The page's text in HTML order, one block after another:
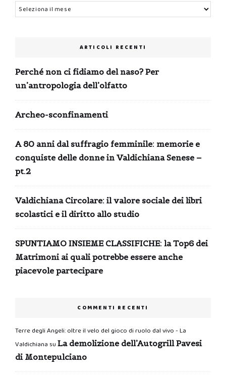
Archivi
ARTICOLI RECENTI
Perché non ci fidiamo del naso? Per
un’antropologia dell’olfatto
Archeo-sconfinamenti
A 80 anni dal suffragio femminile: memorie e
conquiste delle donne in Valdichiana Senese –
pt.2
Valdichiana Circolare: il valore sociale dei libri
scolastici e il diritto allo studio
SPUNTIAMO INSIEME CLASSIFICHE: la Top6 dei
Matrimoni ai quali potrebbe essere anche
piacevole partecipare
COMMENTI RECENTI
Terre degli Angeli: oltre il velo del gioco di ruolo dal vivo - La
Valdichiana su La demolizione dell’Autogrill Pavesi
di Montepulciano